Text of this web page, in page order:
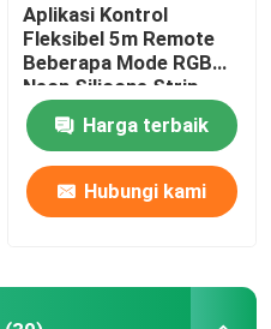
Aplikasi Kontrol
Fleksibel 5m Remote
Beberapa Mode RGB
Neon Silicone Strip
Harga terbaik
Hubungi kami